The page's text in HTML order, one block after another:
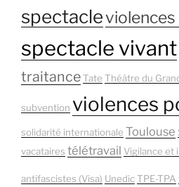
spectacle
spectacle vivant
traitanceTate Théâtre du
subvention violences
solidarité internationale Toulouse
vacataires télétravail Vigilance et
antifascistes (Visa) UnedicTPE-TPA